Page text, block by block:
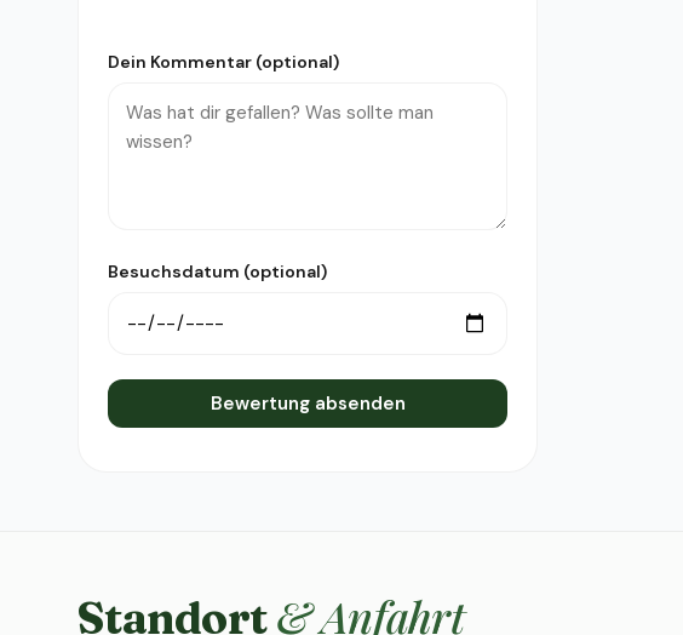
Dein Kommentar (optional)
Besuchsdatum (optional)
Bewertung absenden
Standort& Anfahrt